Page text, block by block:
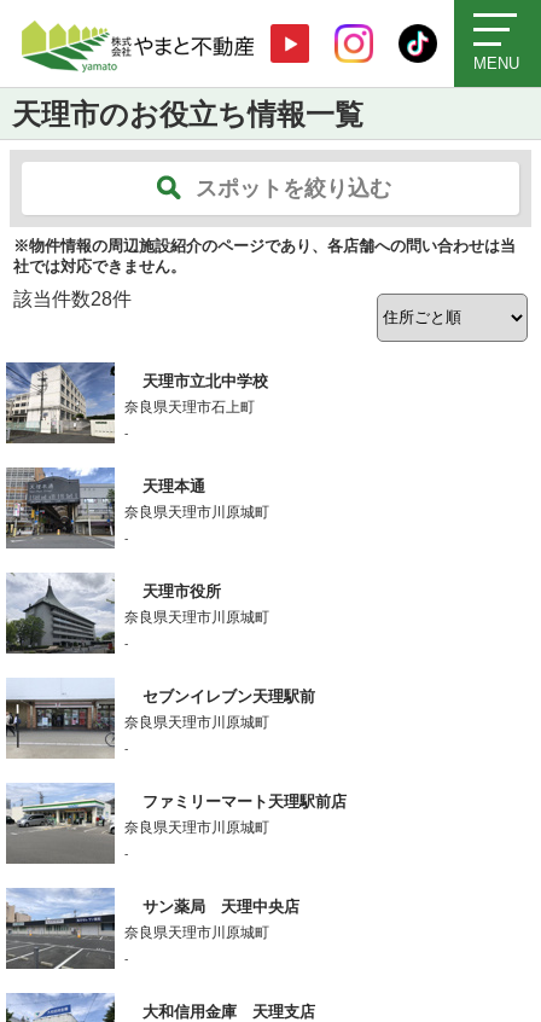
MENU
天理市のお役立ち情報一覧
スポットを絞り込む
※物件情報の周辺施設紹介のページであり、各店舗への問い合わせは当
社では対応できません。
該当件数28件
天理市立北中学校
奈良県天理市石上町
-
天理本通
奈良県天理市川原城町
-
天理市役所
奈良県天理市川原城町
-
セブンイレブン天理駅前
奈良県天理市川原城町
-
ファミリーマート天理駅前店
奈良県天理市川原城町
-
サン薬局 天理中央店
奈良県天理市川原城町
-
大和信用金庫 天理支店